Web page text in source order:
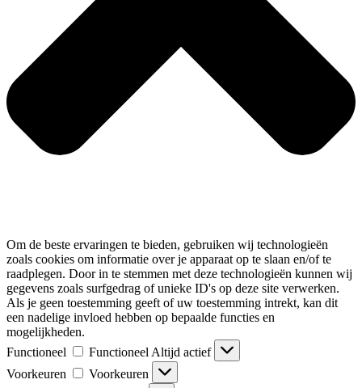
Om de beste ervaringen te bieden, gebruiken wij technologieën
zoals cookies om informatie over je apparaat op te slaan en/of te
raadplegen. Door in te stemmen met deze technologieën kunnen wij
gegevens zoals surfgedrag of unieke ID's op deze site verwerken.
Als je geen toestemming geeft of uw toestemming intrekt, kan dit
een nadelige invloed hebben op bepaalde functies en
mogelijkheden.
Functioneel
Functioneel Altijd actief
Voorkeuren
Voorkeuren